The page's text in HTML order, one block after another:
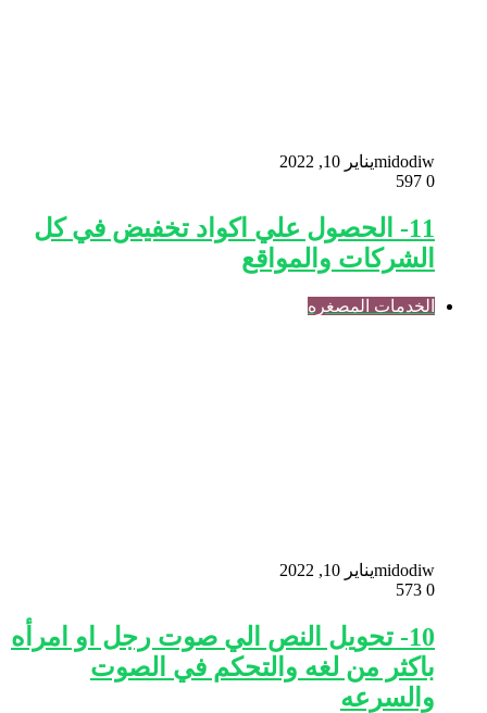
midodiwيناير 10, 2022
0
11- الحصول علي اكواد تخفيض في كل
الشركات والمواقع
الخدمات المصغره
midodiwيناير 10, 2022
0
10- تحويل النص الي صوت رجل او امرأه
باكثر من لغه والتحكم في الصوت
والسرعه